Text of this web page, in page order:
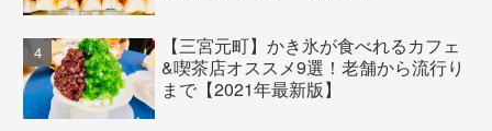
【三宮元町】かき氷が食べれるカフェ
&喫茶店オススメ9選！老舗から流行り
まで【2021年最新版】